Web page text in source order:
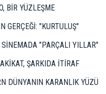
BİR YÜZLEŞME
GERÇEĞİ: "KURTULUŞ"
"PARÇALI YILLAR"
ŞARKIDA İTİRAF
DÜNYANIN KARANLIK YÜZÜ